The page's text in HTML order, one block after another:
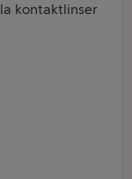
kontaktlinser